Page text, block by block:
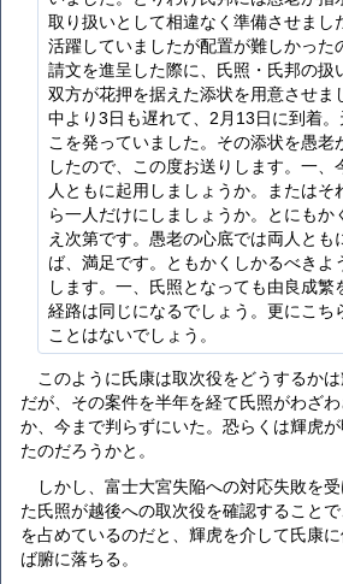
取り扱いとして相違なく準備させまし
活躍していましたが配置が難しかった
請文を進呈した際に、氏照・氏邦の扱
双方が花押を据えた添状を用意させま
中より3日も遅れて、2月13日に到着。
こを発っていました。その添状を愚老
したので、この度お送りします。一、
人ともに起用しましょうか。またはそ
ら一人だけにしましょうか。とにもか
え次第です。愚老の心底では両人とも
ば、満足です。ともかくしかるべきよ
します。一、氏照となっても由良成繁
経路は同じになるでしょう。更にこち
ことはないでしょう。
このように氏康は取次役をどうするか
だが、その案件を半年を経て氏照がわざ
か、今まで判らずにいた。恐らくは輝虎
たのだろうかと。
しかし、富士大宮失陥への対応失敗を
た氏照が越後への取次役を確認すること
を占めているのだと、輝虎を介して氏康
ば腑に落ちる。